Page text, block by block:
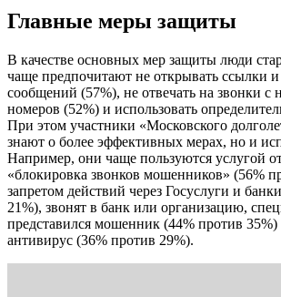
Главные меры защиты
В качестве основных мер защиты люди
чаще предпочитают не открывать ссылки
сообщений (57%), не отвечать на звонки с
номеров (52%) и использовать
При этом участники «Московского
знают о более эффективных мерах, но и
Например, они чаще пользуются услугой
«блокировка звонков мошенников» (56%
запретом действий через Госуслуги и
21%), звонят в банк или организацию,
представился мошенник (44% против
антивирус (36% против 29%).